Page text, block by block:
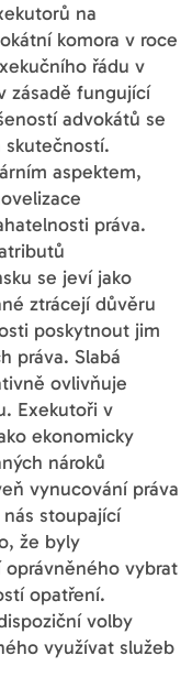
na
komora v roce
řádu v
zásadě fungující
advokátů se
skutečností.
aspektem,
práva.
se jeví jako
ztrácejí důvěru
poskytnout jim
práva. Slabá
ovlivňuje
Exekutoři v
ekonomicky
nároků
vynucování práva
stoupající
že byly
vybrat
opatření.
volby
využívat služeb